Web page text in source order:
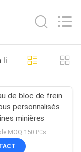
de bloc de frein
personnalisés
minières
MOQ:150 PCs